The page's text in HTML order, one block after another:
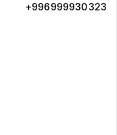
+996999930323